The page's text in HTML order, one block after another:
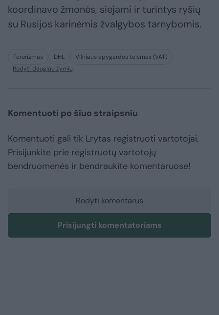
koordinavo žmonės, siejami ir turintys ryšių
su Rusijos karinėmis žvalgybos tarnybomis.
Terorizmas DHL
Vilniaus apygardos teismas (VAT)
Rodyti daugiau žymių
Komentuoti po šiuo straipsniu
Komentuoti gali tik Lrytas registruoti vartotojai.
Prisijunkite prie registruotų vartotojų
bendruomenės ir bendraukite komentaruose!
Rodyti komentarus
Prisijungti komentatoriams